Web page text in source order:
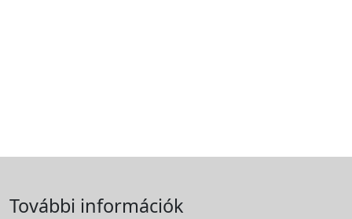
További információk